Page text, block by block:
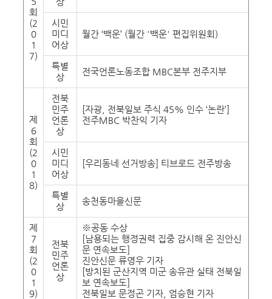
회
(2
0
1
7)
시민
미디
어상
월간 ‘백운’ (월간 '백운' 편집위원회)
특별
상
전국언론노동조합 MBC본부 전주지부
제
6
회
(2
0
1
8)
전북
민주
언론
상
[자광, 전북일보 주식 45% 인수 ‘논란’]
전주MBC 박찬익 기자
시민
미디
어상
[우리동네 선거방송] 티브로드 전주방송
특별
상
송천동마을신문
제
7
회
(2
0
1
9)
전북
민주
언론
상
※공동 수상
[남용되는 행정권력 집중 감시해 온 진안신
문 연속보도]
진안신문 류영우 기자
[방치된 군산지역 미군 송유관 실태 전북일
보 연속보도]
전북일보 문정곤 기자, 엄승현 기자